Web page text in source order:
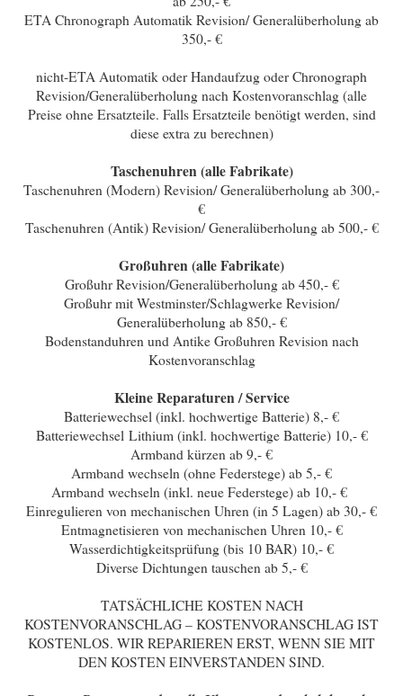
ETA Chronograph Automatik Revision/ Generalüberholung ab
350,- €
nicht-ETA Automatik oder Handaufzug oder Chronograph
Revision/Generalüberholung nach Kostenvoranschlag (alle
Preise ohne Ersatzteile. Falls Ersatzteile benötigt werden, sind
diese extra zu berechnen)
Taschenuhren (alle Fabrikate)
Taschenuhren (Modern) Revision/ Generalüberholung ab 300,-
€
Taschenuhren (Antik) Revision/ Generalüberholung ab 500,- €
Großuhren (alle Fabrikate)
Großuhr Revision/Generalüberholung ab 450,- €
Großuhr mit Westminster/Schlagwerke Revision/
Generalüberholung ab 850,- €
Bodenstanduhren und Antike Großuhren Revision nach
Kostenvoranschlag
Kleine Reparaturen / Service
Batteriewechsel (inkl. hochwertige Batterie) 8,- €
Batteriewechsel Lithium (inkl. hochwertige Batterie) 10,- €
Armband kürzen ab 9,- €
Armband wechseln (ohne Federstege) ab 5,- €
Armband wechseln (inkl. neue Federstege) ab 10,- €
Einregulieren von mechanischen Uhren (in 5 Lagen) ab 30,- €
Entmagnetisieren von mechanischen Uhren 10,- €
Wasserdichtigkeitsprüfung (bis 10 BAR) 10,- €
Diverse Dichtungen tauschen ab 5,- €
TATSÄCHLICHE KOSTEN NACH
KOSTENVORANSCHLAG – KOSTENVORANSCHLAG IST
KOSTENLOS. WIR REPARIEREN ERST, WENN SIE MIT
DEN KOSTEN EINVERSTANDEN SIND.